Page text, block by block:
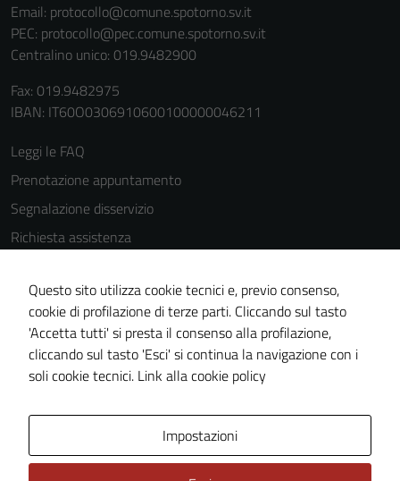
Email: protocollo@comune.spotorno.sv.it
PEC: protocollo@pec.comune.spotorno.sv.it
Centralino unico: 019.9482900
Fax: 019.9482975
IBAN: IT60O0306910600100000046211
Leggi le FAQ
Prenotazione appuntamento
Segnalazione disservizio
Richiesta assistenza
Informativa privacy
Cookie Policy
Note legali
Dichiarazione di accessibilità
Piano di miglioramento del sito
Statistiche sito web
Questo sito utilizza cookie tecnici e, previo consenso,
cookie di profilazione di terze parti. Cliccando sul tasto
'Accetta tutti' si presta il consenso alla profilazione,
cliccando sul tasto 'Esci' si continua la navigazione con i
soli cookie tecnici. Link alla cookie policy
Impostazioni